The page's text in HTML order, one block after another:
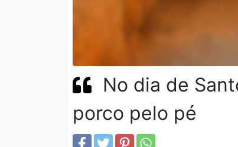
No dia de
porco pelo pé